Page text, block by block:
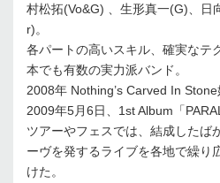
村松拓(Vo&G) 、生形真一(G)、日
r)。
各パートの高いスキル、確実なテ
本でも有数の実力派バンド。
2008年 Nothing’s Carved In Stone
2009年5月6日、1st Album「
ツアーやフェスでは、結成したば
ーヴを発するライブを各地で繰り
けた。